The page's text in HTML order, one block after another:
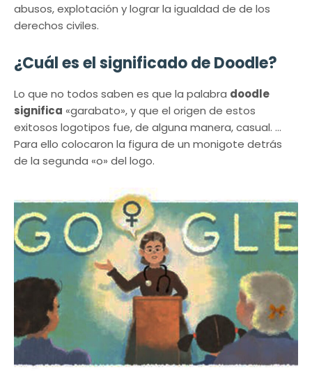
abusos, explotación y lograr la igualdad de de los
derechos civiles.
¿Cuál es el significado de Doodle?
Lo que no todos saben es que la palabra doodle
significa «garabato», y que el origen de estos
exitosos logotipos fue, de alguna manera, casual. …
Para ello colocaron la figura de un monigote detrás
de la segunda «o» del logo.